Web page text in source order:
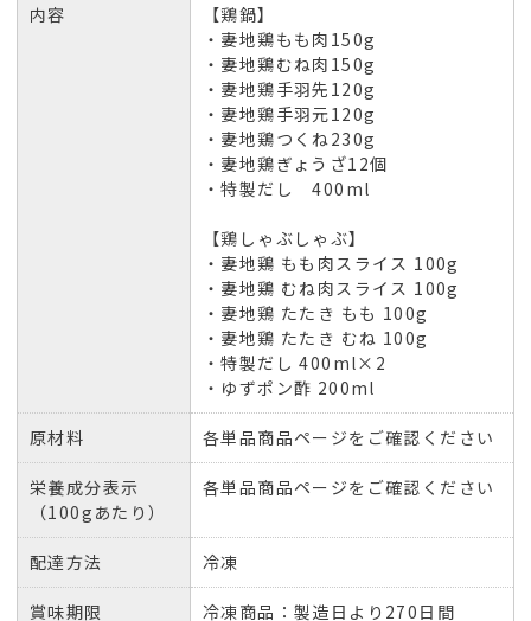
内容
【鶏鍋】
・妻地鶏もも肉150g
・妻地鶏むね肉150g
・妻地鶏手羽先120g
・妻地鶏手羽元120g
・妻地鶏つくね230g
・妻地鶏ぎょうざ12個
・特製だし 400ml
【鶏しゃぶしゃぶ】
・妻地鶏 もも肉スライス 100g
・妻地鶏 むね肉スライス 100g
・妻地鶏 たたき もも 100g
・妻地鶏 たたき むね 100g
・特製だし 400ml×2
・ゆずポン酢 200ml
原材料 各単品商品ページをご確認ください
栄養成分表示
（100gあたり）
各単品商品ページをご確認ください
配達方法 冷凍
賞味期限
冷凍商品：製造日より270日間